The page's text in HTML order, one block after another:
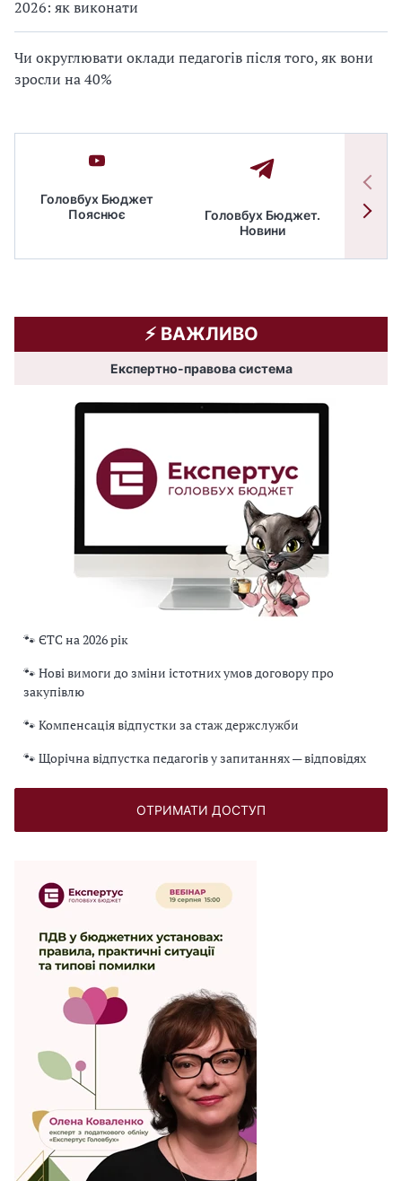
2026: як виконати
Чи округлювати оклади педагогів після того, як вони
зросли на 40%
Головбух Бюджет
Пояснює
Головбух Бюджет.
Новини
⚡️ ВАЖЛИВО
Експертно-правова система
🐾 ЄТС на 2026 рік
🐾 Нові вимоги до зміни істотних умов договору про
закупівлю
🐾 Компенсація відпустки за стаж держслужби
🐾 Щорічна відпустка педагогів у запитаннях — відповідях
ОТРИМАТИ ДОСТУП